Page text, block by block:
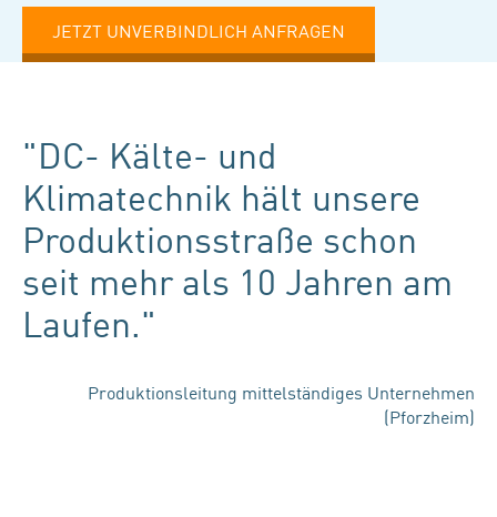
JETZT UNVERBINDLICH ANFRAGEN
"DC- Kälte- und
Klimatechnik hält unsere
Produktionsstraße schon
seit mehr als 10 Jahren am
Laufen."
Produktionsleitung mittelständiges Unternehmen
(Pforzheim)